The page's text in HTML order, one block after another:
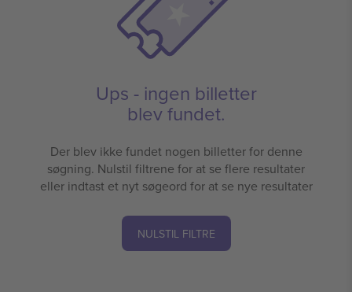
Ups - ingen billetter
blev fundet.
Der blev ikke fundet nogen billetter for denne
søgning. Nulstil filtrene for at se flere resultater
eller indtast et nyt søgeord for at se nye resultater
NULSTIL FILTRE